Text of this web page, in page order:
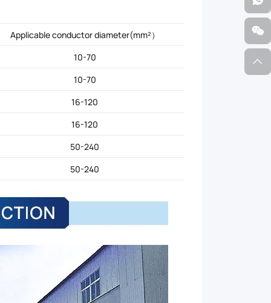
Applicable conductor diameter(mm²）
10-70
10-70
16-120
16-120
50-240
50-240